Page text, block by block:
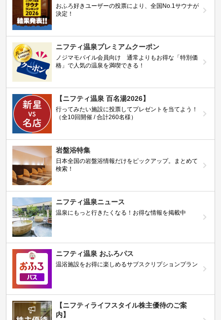
おふろ好きユーザーの投票により、全国No.1サウナが
決定！
ニフティ温泉プレミアムクーポン
ノジマモバイル会員向け 通常よりもお得な「特別価
格」で人気の温泉を満喫できる！
【ニフティ温泉 百名湯2026】
行ってみたい施設に投票してプレゼントを当てよう！
（全10回開催 / 合計260名様）
岩盤浴特集
日本全国の岩盤浴情報だけをピックアップ。まとめて
検索！
ニフティ温泉ニュース
温泉にもっと行きたくなる！お得な情報を掲載中
ニフティ温泉 おふろパス
温浴施設をお得に楽しめるサブスクリプションプラン
【ニフティライフスタイル株主優待のご案
内】